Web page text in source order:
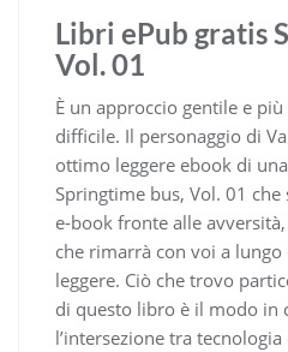
Libri ePub gratis
Vol. 01
È un approccio gentile e
difficile. Il personaggio di
ottimo leggere ebook di
Springtime bus, Vol. 01
e-book fronte alle
che rimarrà con voi a
leggere. Ciò che trovo
di questo libro è il modo in
l’intersezione tra